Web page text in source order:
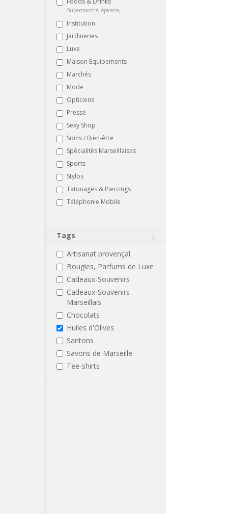
Supermarché, épicerie, ...
Institution
Jardineries
Luxe
Maison Equipements
Marchés
Mode
Opticiens
Presse
Sexy Shop
Soins / Bien-être
Spécialités Marseillaises
Sports
Stylos
Tatouages & Piercings
Téléphonie Mobile
Tags
Artisanat provençal
Bougies, Parfums de Luxe
Cadeaux-Souvenirs
Cadeaux-Souvenirs
Marseillais
Chocolats
Huiles d'Olives
Santons
Savons de Marseille
Tee-shirts